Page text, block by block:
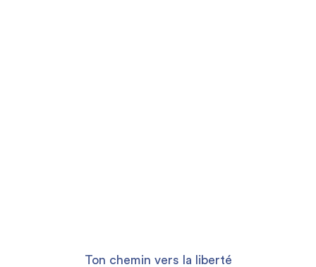
Ton chemin vers la liberté